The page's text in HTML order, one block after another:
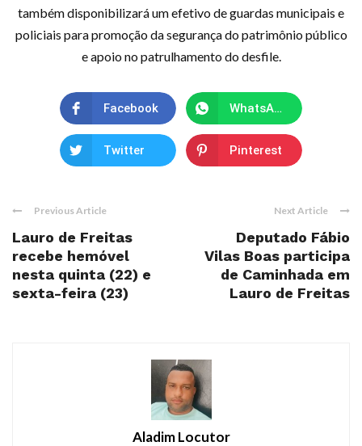
também disponibilizará um efetivo de guardas municipais e
policiais para promoção da segurança do patrimônio público
e apoio no patrulhamento do desfile.
Facebook WhatsApp
Twitter Pinterest
Previous Article
Lauro de Freitas
recebe hemóvel
nesta quinta (22) e
sexta-feira (23)
Next Article
Deputado Fábio
Vilas Boas participa
de Caminhada em
Lauro de Freitas
Aladim Locutor